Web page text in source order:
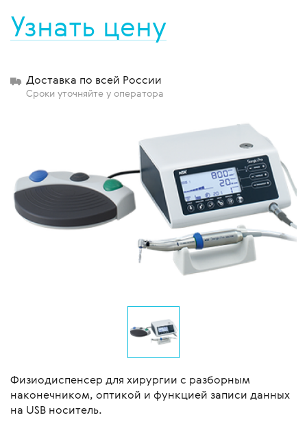
Физиодиспенсер для хирургии с разборным
наконечником, оптикой и функцией записи данных
на USB носитель.
Узнать цену
Доставка по всей России
Сроки уточняйте у оператора